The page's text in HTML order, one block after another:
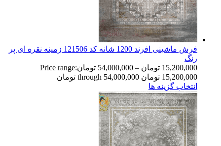
فرش ماشینی افرند 1200 شانه کد 121506 زمینه نقره ای پر
رنگ
15,200,000 تومان –
54,000,000 تومانPrice range:
15,200,000 تومان through 54,000,000 تومان
انتخاب گزینه ها